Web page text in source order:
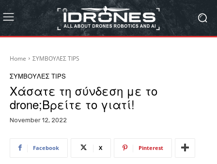
Home ΣΥΜΒΟΥΛΕΣ TIPS
ΣΥΜΒΟΥΛΕΣ TIPS
Χάσατε τη σύνδεση με το
drone;Βρείτε το γιατί!
November 12, 2022
Facebook X Pinterest